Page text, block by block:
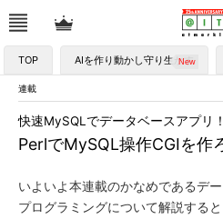
TOP AIを作り動かし守り生かす
連載
PerlでMySQL操作CGIを作
快速MySQLでデータベースアプリ
いよいよ本連載のかなめであるデ
プログラミングについて解説する